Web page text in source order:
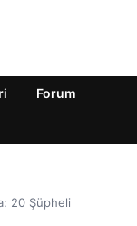
Forum
20 Şüpheli